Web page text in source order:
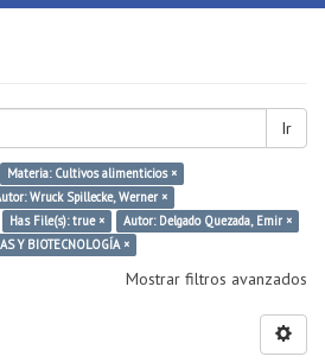
Ir
Materia: Cultivos alimenticios ×
Wruck Spillecke, Werner ×
Has File(s): true ×
Autor: Delgado Quezada, Emir ×
Y BIOTECNOLOGÍA ×
Mostrar filtros avanzados